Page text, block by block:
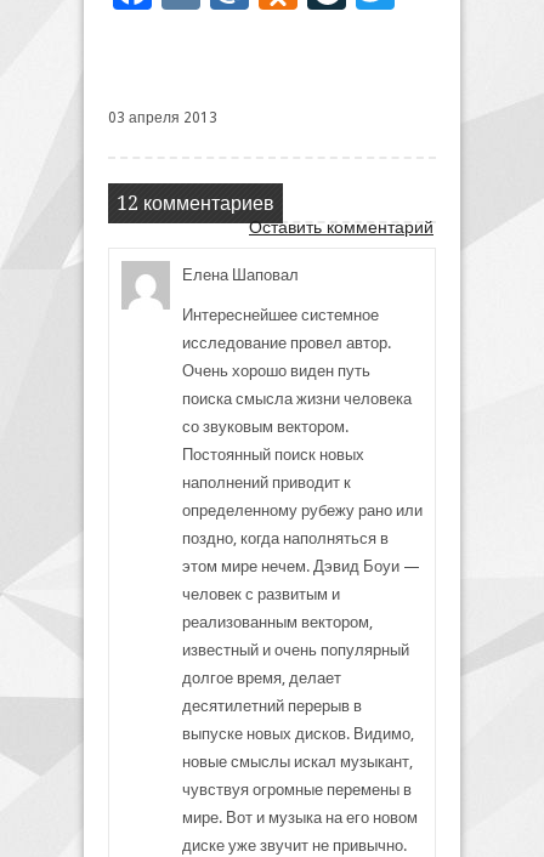
03 апреля 2013
12 комментариев
Оставить комментарий
Елена Шаповал
Интереснейшее системное
исследование провел автор.
Очень хорошо виден путь
поиска смысла жизни человека
со звуковым вектором.
Постоянный поиск новых
наполнений приводит к
определенному рубежу рано или
поздно, когда наполняться в
этом мире нечем. Дэвид Боуи —
человек с развитым и
реализованным вектором,
известный и очень популярный
долгое время, делает
десятилетний перерыв в
выпуске новых дисков. Видимо,
новые смыслы искал музыкант,
чувствуя огромные перемены в
мире. Вот и музыка на его новом
диске уже звучит не привычно.